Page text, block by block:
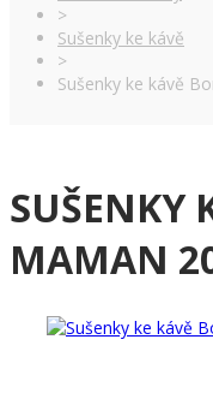
>
Sušenky ke kávě
>
Sušenky ke kávě
SUŠENKY
MAMAN